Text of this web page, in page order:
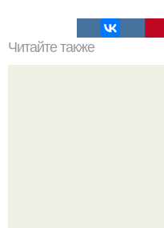
Читайте также